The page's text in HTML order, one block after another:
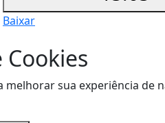
Baixar
Cookies
melhorar sua experiência de